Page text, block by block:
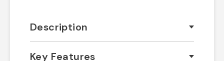
Description
Key Features